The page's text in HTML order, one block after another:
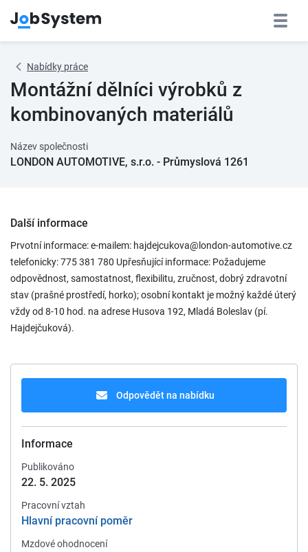
Nabídky práce
Montážní dělníci výrobků z
kombinovaných materiálů
Název společnosti
LONDON AUTOMOTIVE, s.r.o. - Průmyslová 1261
Další informace
Prvotní informace: e-mailem: hajdejcukova@london-automotive.cz
telefonicky: 775 381 780 Upřesňující informace: Požadujeme
odpovědnost, samostatnost, flexibilitu, zručnost, dobrý zdravotní
stav (prašné prostředí, horko); osobní kontakt je možný každé úterý
vždy od 8-10 hod. na adrese Husova 192, Mladá Boleslav (pí.
Hajdejčuková).
Odpovědět na nabídku
Informace
Publikováno
22. 5. 2025
Pracovní vztah
Hlavní pracovní poměr
Mzdové ohodnocení